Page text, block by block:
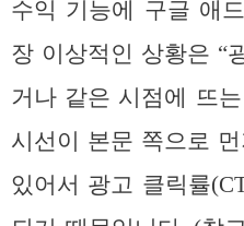
수익 기능에 구글 애
장 이상적인 상황은 “
거나 같은 시점에 뜨
시선이 본문 쪽으로
있어서 광고 클릭률